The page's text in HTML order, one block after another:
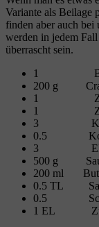
Variante als Beilage
finden aber auch bei
werden in jedem
überrascht sein.
1 Bund
200 g
1
1
3
0.5 Kopf
3 EL
500 g
200 ml
0.5 TL
0.5
1 EL